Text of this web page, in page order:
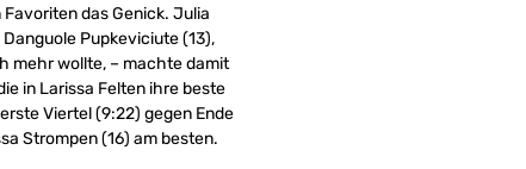
das Genick. Julia
Pupkeviciute (13),
mehr wollte, – machte damit
in Larissa Felten ihre beste
Viertel (9:22) gegen Ende
Strompen (16) am besten.